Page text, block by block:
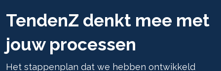
TendenZ denkt mee met
jouw processen
Het stappenplan dat we hebben ontwikkeld